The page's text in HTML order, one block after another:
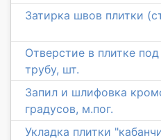
Затирка швов плитки
Отверстие в плитке
трубу, шт.
Запил и шлифовка
градусов, м.пог.
Укладка плитки